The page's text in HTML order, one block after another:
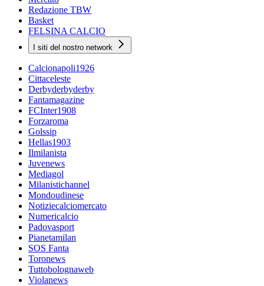
Redazione TBW
Basket
FELSINA CALCIO
I siti del nostro network
Calcionapoli1926
Cittaceleste
Derbyderbyderby
Fantamagazine
FCInter1908
Forzaroma
Golssip
Hellas1903
Ilmilanista
Juvenews
Mediagol
Milanistichannel
Mondoudinese
Notiziecalciomercato
Numericalcio
Padovasport
Pianetamilan
SOS Fanta
Toronews
Tuttobolognaweb
Violanews